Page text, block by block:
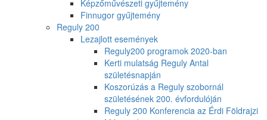
Képzőművészeti gyűjtemény
Finnugor gyűjtemény
Reguly 200
Lezajlott események
Reguly200 programok 2020-ban
Kerti mulatság Reguly Antal
születésnapján
Koszorúzás a Reguly szobornál
születésének 200. évfordulóján
Reguly 200 Konferencia az Érdi Földrajzi